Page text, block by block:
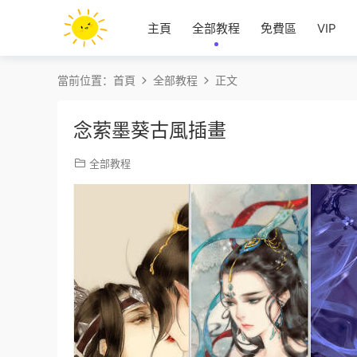
主頁 全部教程 免費區 VIP
當前位置： 首頁 全部教程 正文
念萦墨葵古風插畫
全部教程